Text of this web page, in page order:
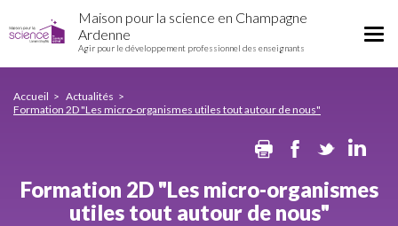
2D
"Les
utiles
tout
au
contenu
Maison pour la science en Champagne
Ardenne
Agir pour le développement professionnel des enseignants
Accueil
Actualités
Formation 2D "Les micro-organismes utiles tout autour de nous"
PrintFacebook
Formation 2D "Les micro-organismes
utiles tout autour de nous"